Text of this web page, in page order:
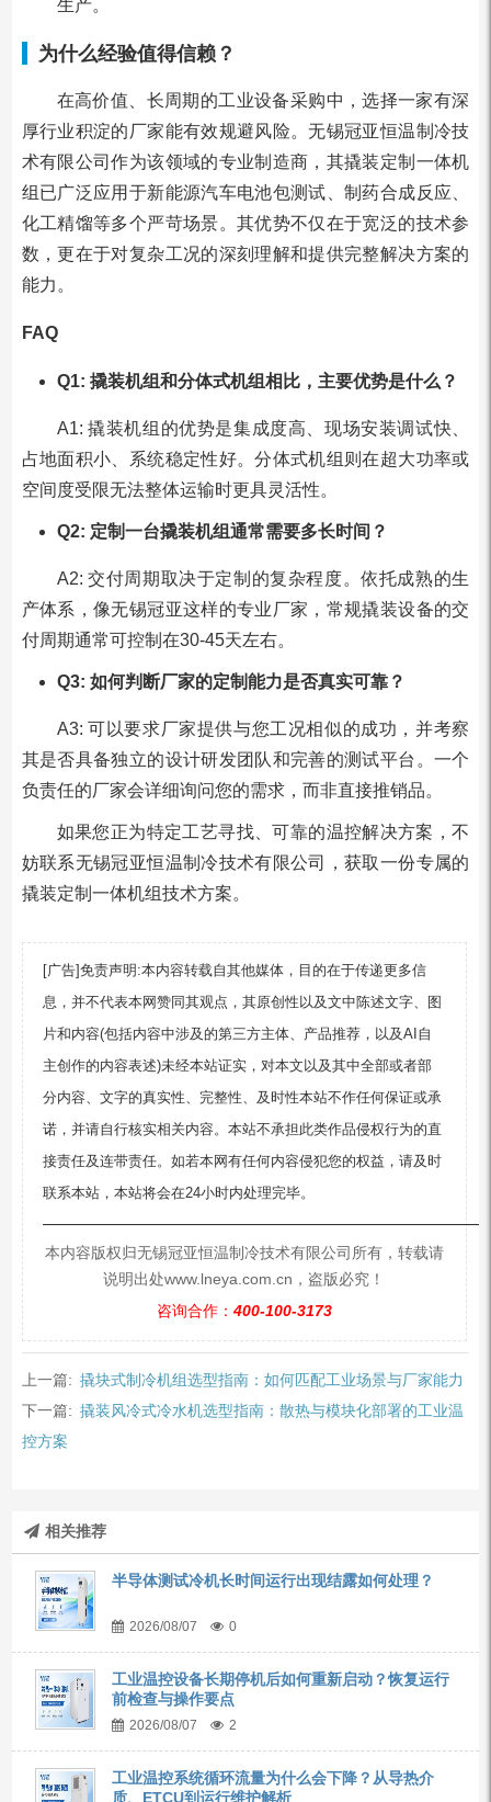
生产。
为什么经验值得信赖？
在高价值、长周期的工业设备采购中，选择一家有深
厚行业积淀的厂家能有效规避风险。无锡冠亚恒温制冷技
术有限公司作为该领域的专业制造商，其撬装定制一体机
组已广泛应用于新能源汽车电池包测试、制药合成反应、
化工精馏等多个严苛场景。其优势不仅在于宽泛的技术参
数，更在于对复杂工况的深刻理解和提供完整解决方案的
能力。
FAQ
Q1: 撬装机组和分体式机组相比，主要优势是什么？
A1: 撬装机组的优势是集成度高、现场安装调试快、
占地面积小、系统稳定性好。分体式机组则在超大功率或
空间度受限无法整体运输时更具灵活性。
Q2: 定制一台撬装机组通常需要多长时间？
A2: 交付周期取决于定制的复杂程度。依托成熟的生
产体系，像无锡冠亚这样的专业厂家，常规撬装设备的交
付周期通常可控制在30-45天左右。
Q3: 如何判断厂家的定制能力是否真实可靠？
A3: 可以要求厂家提供与您工况相似的成功，并考察
其是否具备独立的设计研发团队和完善的测试平台。一个
负责任的厂家会详细询问您的需求，而非直接推销品。
如果您正为特定工艺寻找、可靠的温控解决方案，不
妨联系无锡冠亚恒温制冷技术有限公司，获取一份专属的
撬装定制一体机组技术方案。
[广告]免责声明:本内容转载自其他媒体，目的在于传递更多信
息，并不代表本网赞同其观点，其原创性以及文中陈述文字、图
片和内容(包括内容中涉及的第三方主体、产品推荐，以及AI自
主创作的内容表述)未经本站证实，对本文以及其中全部或者部
分内容、文字的真实性、完整性、及时性本站不作任何保证或承
诺，并请自行核实相关内容。本站不承担此类作品侵权行为的直
接责任及连带责任。如若本网有任何内容侵犯您的权益，请及时
联系本站，本站将会在24小时内处理完毕。
本内容版权归无锡冠亚恒温制冷技术有限公司所有，转载请
说明出处www.lneya.com.cn，盗版必究！
咨询合作： 400-100-3173
上一篇: 撬块式制冷机组选型指南：如何匹配工业场景与厂家能力
下一篇: 撬装风冷式冷水机选型指南：散热与模块化部署的工业温
控方案
相关推荐
半导体测试冷机长时间运行出现结露如何处理？
2026/08/07 0
工业温控设备长期停机后如何重新启动？恢复运行
前检查与操作要点
2026/08/07 2
工业温控系统循环流量为什么会下降？从导热介
质、ETCU到运行维护解析